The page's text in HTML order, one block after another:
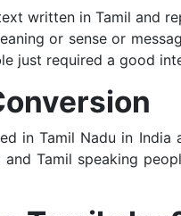
written in Tamil and
or sense or
just required a good
in Tamil Nadu in
Tamil speaking